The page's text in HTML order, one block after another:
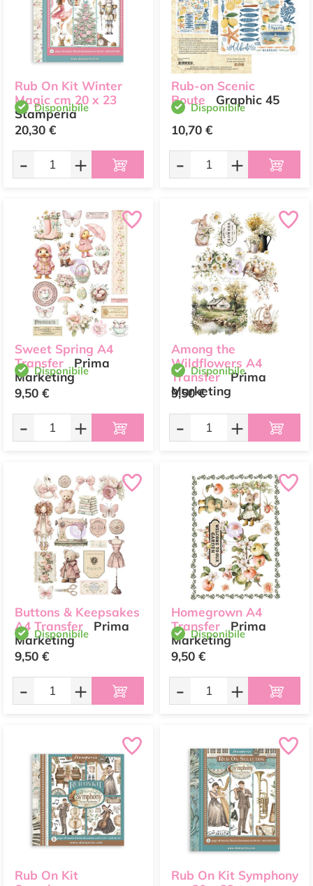
Rub On Kit Winter
Magic cm 20 x 23
Stamperia
Disponibile
20,30 €
- +
Rub-on Scenic
Route
Graphic 45
Disponibile
10,70 €
- +
Sweet Spring A4
Transfer
Prima
Marketing
Disponibile
9,50 €
- +
Among the
Wildflowers A4
Transfer Prima
Marketing
Disponibile
9,50 €
- +
Buttons & Keepsakes
A4 Transfer
Prima
Marketing
Disponibile
9,50 €
- +
Homegrown A4
Transfer
Prima
Marketing
Disponibile
9,50 €
- +
Rub On Kit
Rub On Kit Symphony